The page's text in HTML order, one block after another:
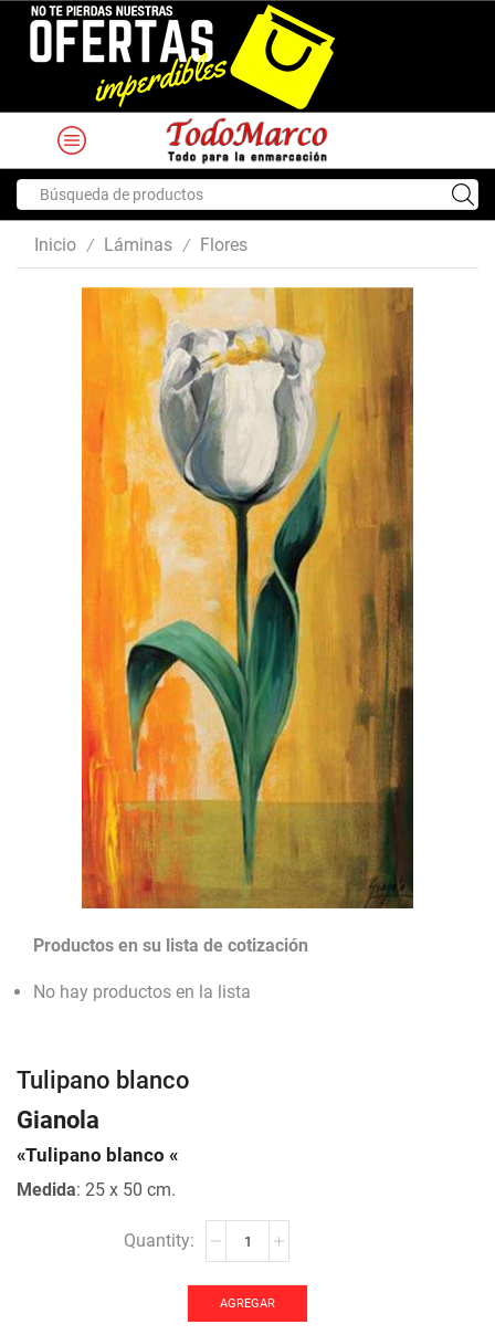
input
Inicio / Láminas / Flores
Productos en su lista de cotización
No hay productos en la lista
Tulipano blanco
Gianola
«Tulipano blanco «
Medida: 25 x 50 cm.
AGREGAR